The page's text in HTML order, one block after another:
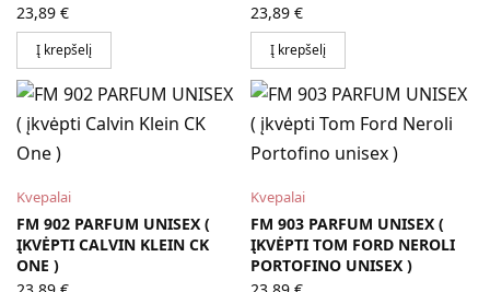
23,89 €
Į krepšelį
23,89 €
Į krepšelį
Kvepalai
FM 902 PARFUM UNISEX (
ĮKVĖPTI CALVIN KLEIN CK
ONE )
Kvepalai
FM 903 PARFUM UNISEX (
ĮKVĖPTI TOM FORD NEROLI
PORTOFINO UNISEX )